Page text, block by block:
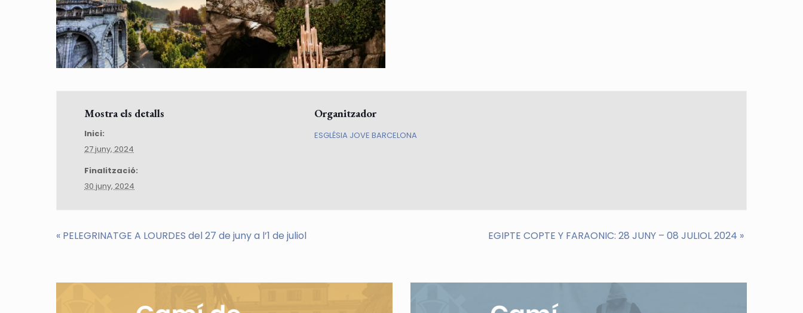
Mostra els detalls
Inici:
27 juny, 2024
Finalització:
30 juny, 2024
Organitzador
ESGLÉSIA JOVE BARCELONA
« PELEGRINATGE A LOURDES del 27 de juny a l’1 de juliol EGIPTE COPTE Y FARAONIC: 28 JUNY – 08 JULIOL 2024 »